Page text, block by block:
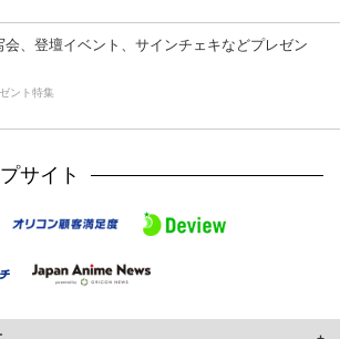
会、登壇イベント、サインチェキなどプレゼン
ント特集
サイト